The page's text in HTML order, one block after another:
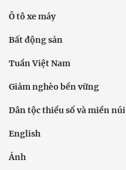
Ô tô xe máy
Bất động sản
Tuần Việt Nam
Giảm nghèo bền vững
Dân tộc thiểu số và miền núi
English
Ảnh